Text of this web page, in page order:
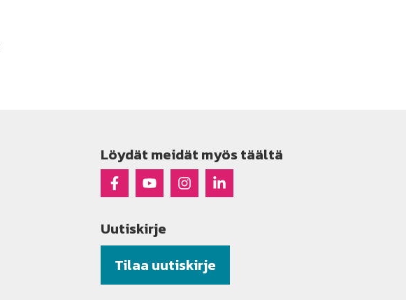
Löydät meidät myös täältä
Raseko Facebookissa
Raseko Youtubessa
Raseko Instagramissa
Raseko Linkedinissä
Uutiskirje
Tilaa uutiskirje